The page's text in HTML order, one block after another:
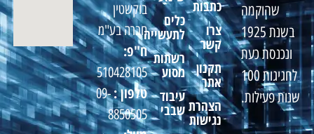
שהוקמה
בשנת 1925
ונכנסת כעת
לחגיגות 100
שנות פעילות.
כתבות
צרו
קשר
תקנון
אתר
הצהרת
נגישות
כלים
לתעשייה
רשתות
מסוע
עיבוד
שבבי
בוקשטין
חברה בע"מ
ח"פ:
510428105
טלפון :09-
8850505